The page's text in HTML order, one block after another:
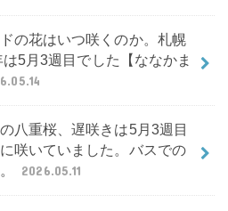
の花はいつ咲くのか。札幌
5月3週目でした【ななかま
八重桜、遅咲きは5月3週目
咲いていました。バスでの
2026.05.11